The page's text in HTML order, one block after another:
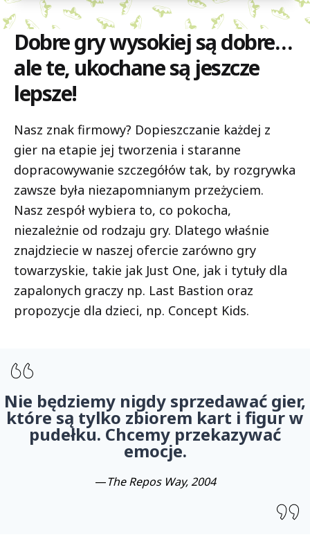
Dobre gry wysokiej są dobre…
ale te, ukochane są jeszcze
lepsze!
Nasz znak firmowy? Dopieszczanie każdej z
gier na etapie jej tworzenia i staranne
dopracowywanie szczegółów tak, by rozgrywka
zawsze była niezapomnianym przeżyciem.
Nasz zespół wybiera to, co pokocha,
niezależnie od rodzaju gry. Dlatego właśnie
znajdziecie w naszej ofercie zarówno gry
towarzyskie, takie jak Just One, jak i tytuły dla
zapalonych graczy np. Last Bastion oraz
propozycje dla dzieci, np. Concept Kids.
Nie będziemy nigdy sprzedawać gier,
które są tylko zbiorem kart i figur w
pudełku. Chcemy przekazywać
emocje.
—The Repos Way, 2004